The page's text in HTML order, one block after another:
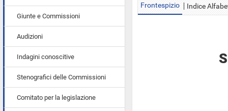
Giunte e Commissioni
Audizioni
Indagini conoscitive
Stenografici delle Commissioni
Comitato per la legislazione
Frontespizio Indice